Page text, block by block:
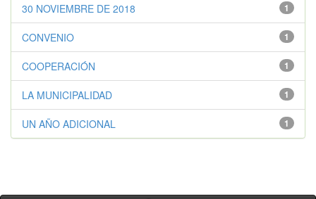
1
30 NOVIEMBRE DE 2018
1
CONVENIO
1
COOPERACIÓN
1
LA MUNICIPALIDAD
1
UN AÑO ADICIONAL